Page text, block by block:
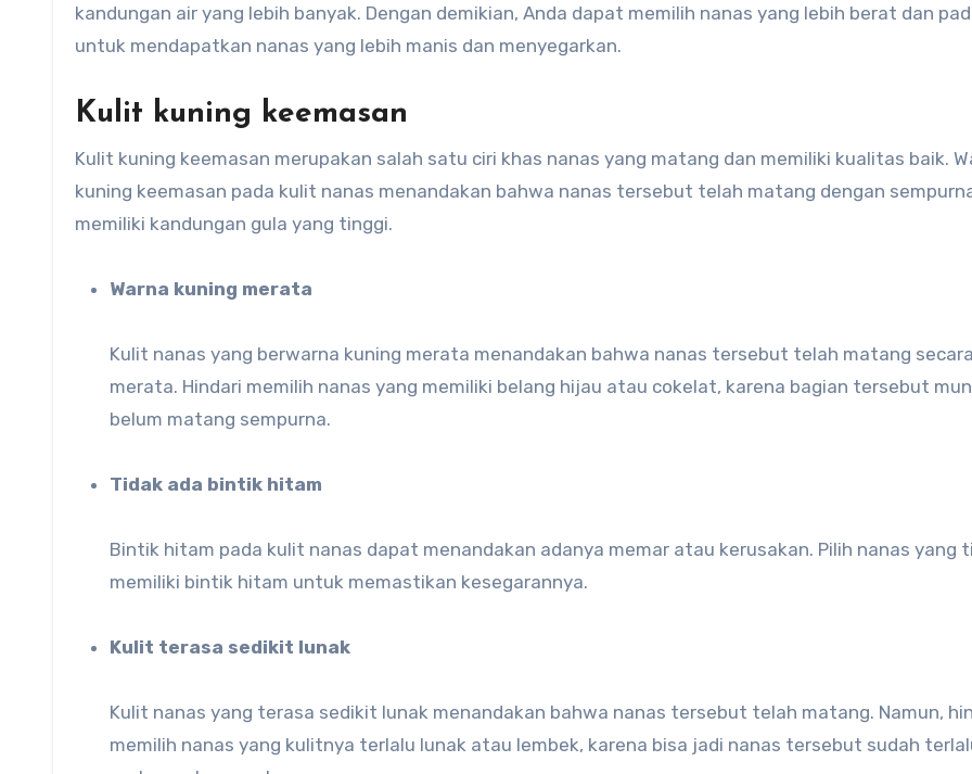
kandungan air yang lebih banyak. Dengan demikian, Anda dapat memilih nanas yang lebih berat dan
untuk mendapatkan nanas yang lebih manis dan menyegarkan.
Kulit kuning keemasan
Kulit kuning keemasan merupakan salah satu ciri khas nanas yang matang dan memiliki kualitas baik.
kuning keemasan pada kulit nanas menandakan bahwa nanas tersebut telah matang dengan
memiliki kandungan gula yang tinggi.
Warna kuning merata
Kulit nanas yang berwarna kuning merata menandakan bahwa nanas tersebut telah matang secara
merata. Hindari memilih nanas yang memiliki belang hijau atau cokelat, karena bagian tersebut
belum matang sempurna.
Tidak ada bintik hitam
Bintik hitam pada kulit nanas dapat menandakan adanya memar atau kerusakan. Pilih nanas yang
memiliki bintik hitam untuk memastikan kesegarannya.
Kulit terasa sedikit lunak
Kulit nanas yang terasa sedikit lunak menandakan bahwa nanas tersebut telah matang. Namun,
memilih nanas yang kulitnya terlalu lunak atau lembek, karena bisa jadi nanas tersebut sudah